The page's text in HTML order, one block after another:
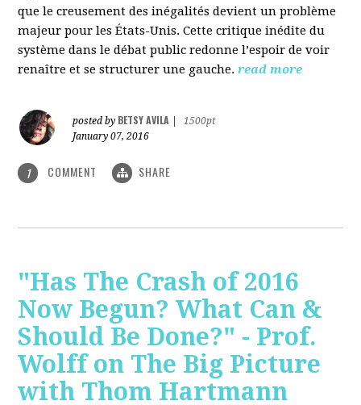
que le creusement des inégalités devient un problème
majeur pour les États-Unis. Cette critique inédite du
système dans le débat public redonne l’espoir de voir
renaître et se structurer une gauche. read more
posted by BETSY AVILA
1500pt
January 07, 2016
1 COMMENT SHARE
"Has The Crash of 2016
Now Begun? What Can &
Should Be Done?" - Prof.
Wolff on The Big Picture
with Thom Hartmann